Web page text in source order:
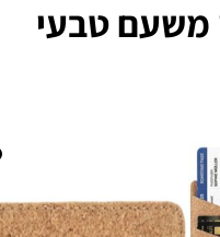
משעם טבעי